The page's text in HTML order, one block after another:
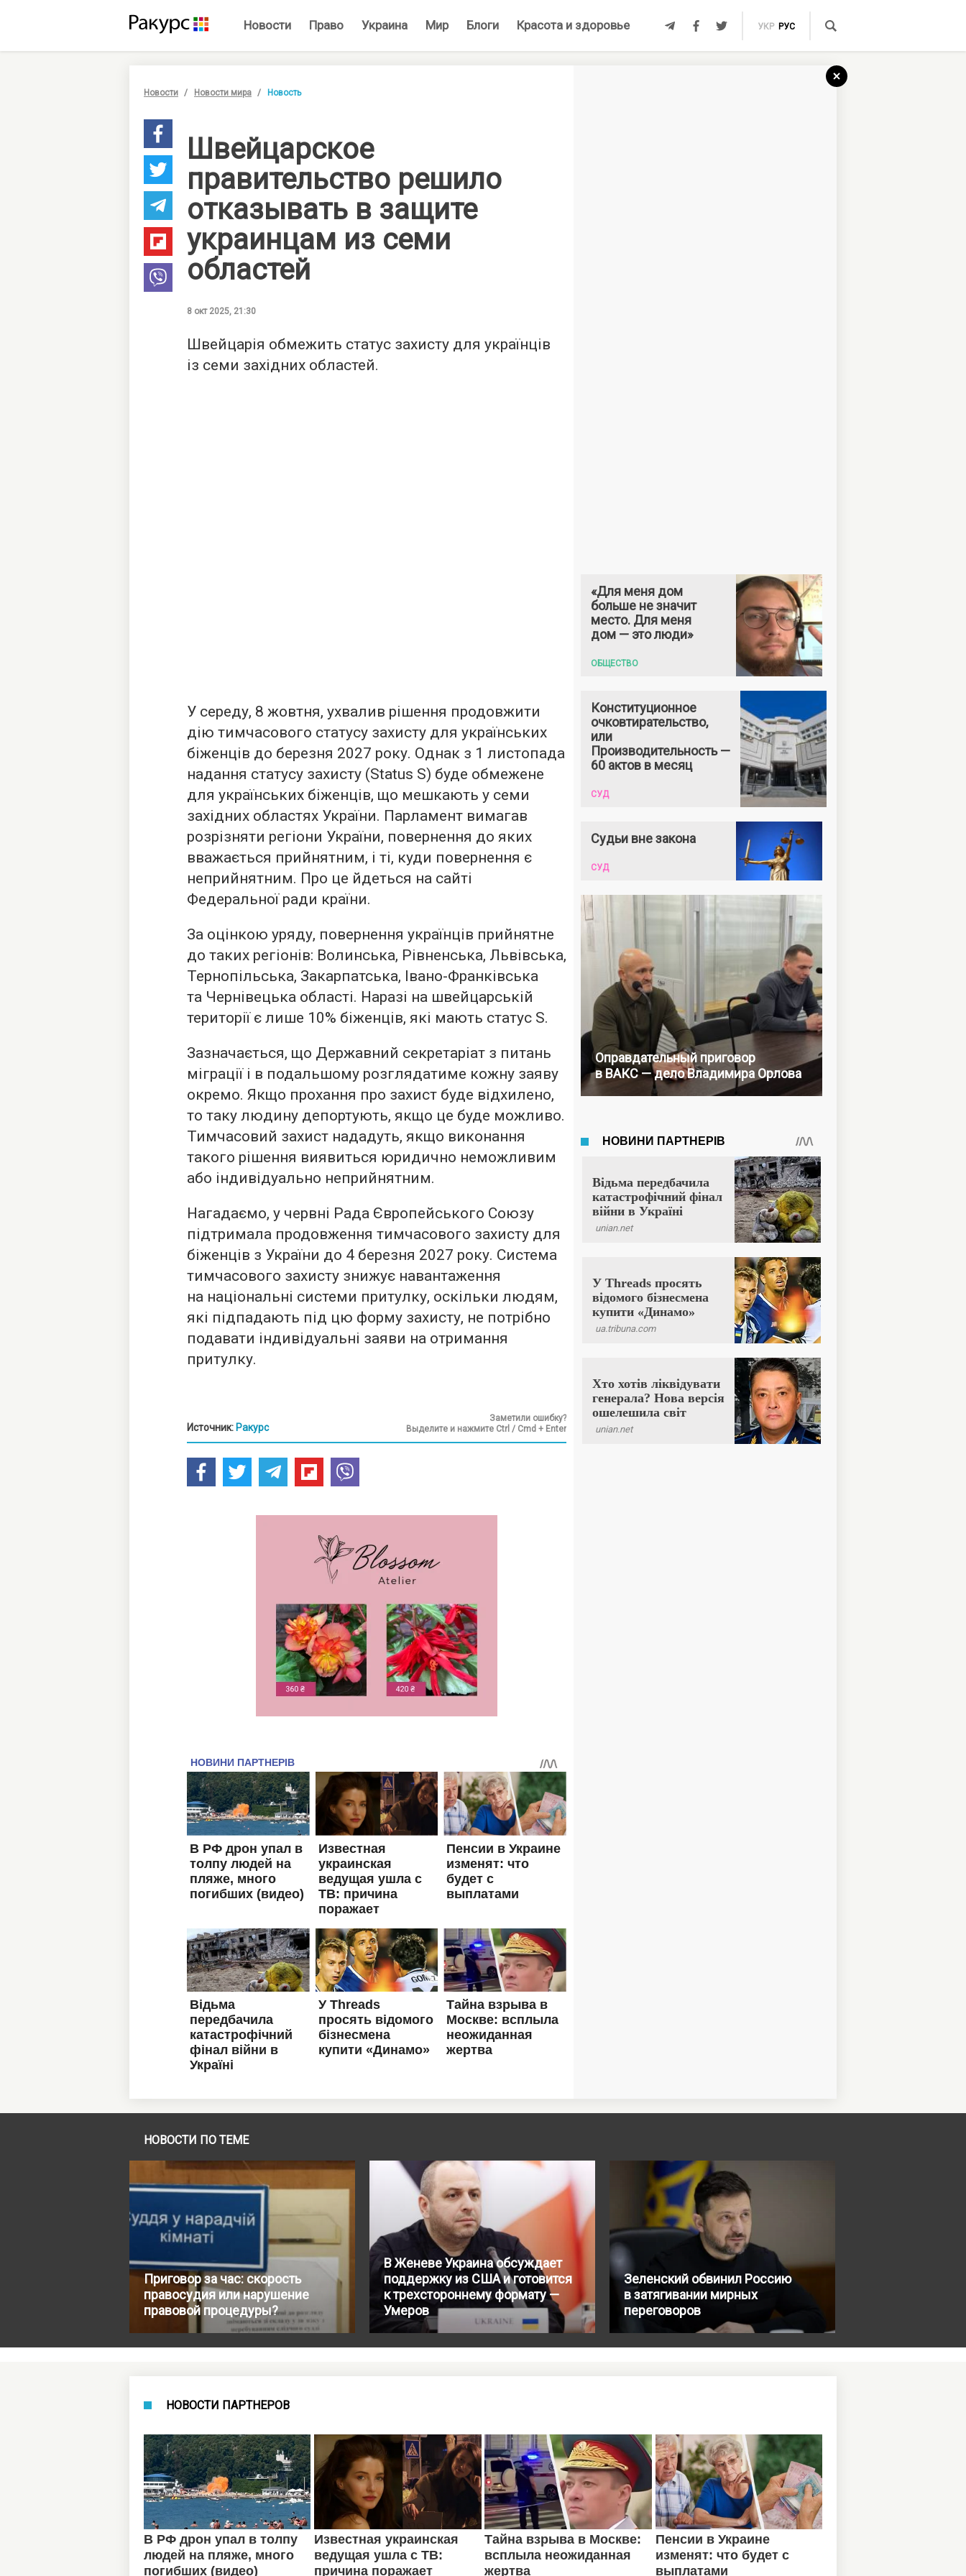
Новости Право Украина Мир Блоги Красота и здоровье УКР РУС
Новости Новости мира Новость
Швейцарское
правительство решило
отказывать в защите
украинцам из семи
областей
8 окт 2025, 21:30
Швейцарія обмежить статус захисту для українців
із семи західних областей.
У середу, 8 жовтня, ухвалив рішення продовжити
дію тимчасового статусу захисту для українських
біженців до березня 2027 року. Однак з 1 листопада
надання статусу захисту (Status S) буде обмежене
для українських біженців, що мешкають у семи
західних областях України. Парламент вимагав
розрізняти регіони України, повернення до яких
вважається прийнятним, і ті, куди повернення є
неприйнятним. Про це йдеться на сайті
Федеральної ради країни.
За оцінкою уряду, повернення українців прийнятне
до таких регіонів: Волинська, Рівненська, Львівська,
Тернопільська, Закарпатська, Івано-Франківська
та Чернівецька області. Наразі на швейцарській
території є лише 10% біженців, які мають статус S.
Зазначається, що Державний секретаріат з питань
міграції і в подальшому розглядатиме кожну заяву
окремо. Якщо прохання про захист буде відхилено,
то таку людину депортують, якщо це буде можливо.
Тимчасовий захист нададуть, якщо виконання
такого рішення виявиться юридично неможливим
або індивідуально неприйнятним.
Нагадаємо, у червні Рада Європейського Союзу
підтримала продовження тимчасового захисту для
біженців з України до 4 березня 2027 року. Система
тимчасового захисту знижує навантаження
на національні системи притулку, оскільки людям,
які підпадають під цю форму захисту, не потрібно
подавати індивідуальні заяви на отримання
притулку.
Источник: Ракурс
Заметили ошибку?
Выделите и нажмите Ctrl / Cmd + Enter
«Для меня дом
больше не значит
место. Для меня
дом — это люди»
ОБЩЕСТВО
Конституционное
очковтирательство,
или
Производительность —
60 актов в месяц
СУД
Судьи вне закона
СУД
Оправдательный приговор
в ВАКС — дело Владимира Орлова
НОВОСТИ ПО ТЕМЕ
Приговор за час: скорость
правосудия или нарушение
правовой процедуры?
В Женеве Украина обсуждает
поддержку из США и готовится
к трехстороннему формату —
Умеров
Зеленский обвинил Россию
в затягивании мирных
переговоров
НОВОСТИ ПАРТНЕРОВ